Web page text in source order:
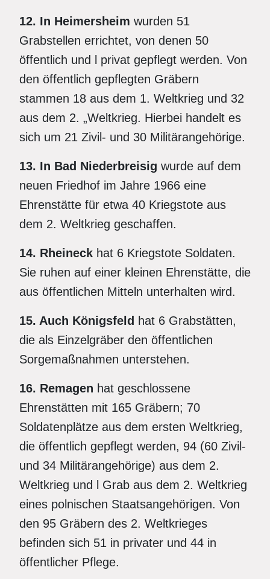
12. In Heimersheim wurden 51
Grabstellen errichtet, von denen 50
öffentlich und l privat gepflegt werden. Von
den öffentlich gepflegten Gräbern
stammen 18 aus dem 1. Weltkrieg und 32
aus dem 2. „Weltkrieg. Hierbei handelt es
sich um 21 Zivil- und 30 Militärangehörige.
13. In Bad Niederbreisig wurde auf dem
neuen Friedhof im Jahre 1966 eine
Ehrenstätte für etwa 40 Kriegstote aus
dem 2. Weltkrieg geschaffen.
14. Rheineck hat 6 Kriegstote Soldaten.
Sie ruhen auf einer kleinen Ehrenstätte, die
aus öffentlichen Mitteln unterhalten wird.
15. Auch Königsfeld hat 6 Grabstätten,
die als Einzelgräber den öffentlichen
Sorgemaßnahmen unterstehen.
16. Remagen hat geschlossene
Ehrenstätten mit 165 Gräbern; 70
Soldatenplätze aus dem ersten Weltkrieg,
die öffentlich gepflegt werden, 94 (60 Zivil-
und 34 Militärangehörige) aus dem 2.
Weltkrieg und l Grab aus dem 2. Weltkrieg
eines polnischen Staatsangehörigen. Von
den 95 Gräbern des 2. Weltkrieges
befinden sich 51 in privater und 44 in
öffentlicher Pflege.